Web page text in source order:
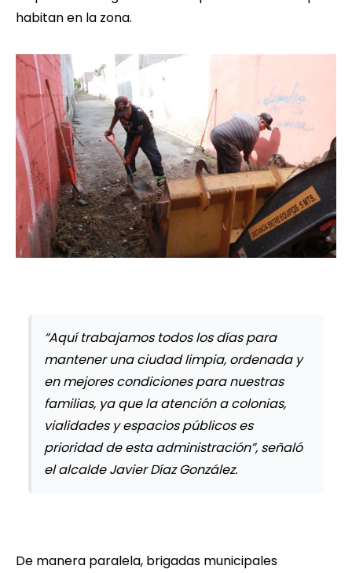
habitan en la zona.
“Aquí trabajamos todos los días para
mantener una ciudad limpia, ordenada y
en mejores condiciones para nuestras
familias, ya que la atención a colonias,
vialidades y espacios públicos es
prioridad de esta administración”, señaló
el alcalde Javier Díaz González.
De manera paralela, brigadas municipales